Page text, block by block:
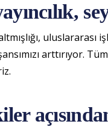
uluslararası
arttırıyor.